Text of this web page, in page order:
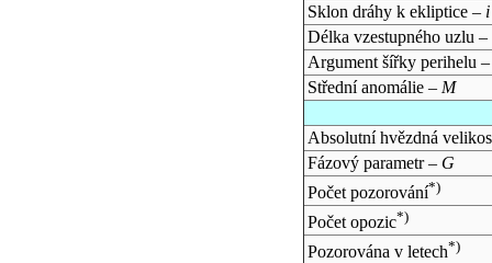
Sklon dráhy k ekliptice – i
Délka vzestupného uzlu –
Argument šířky perihelu
Střední anomálie – M
Absolutní hvězdná
Fázový parametr – G
Počet pozorování*)
Počet opozic*)
Pozorována v letech*)